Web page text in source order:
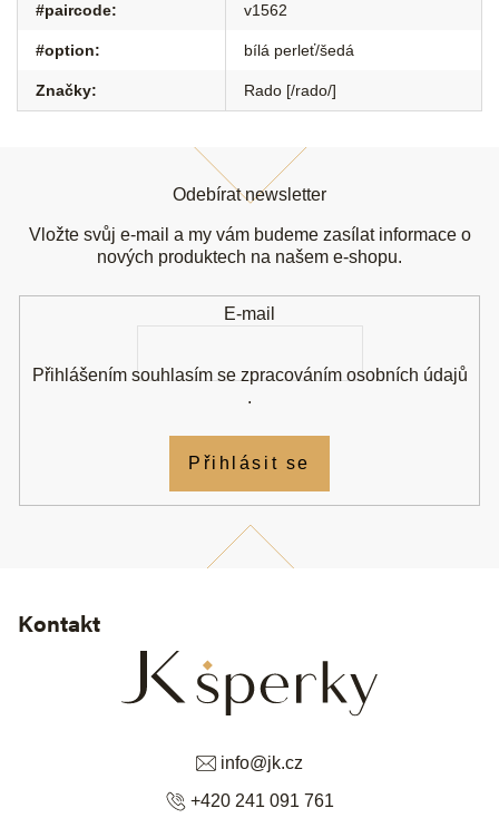
#paircode: v1562
#option: bílá perleť/šedá
Značky: Rado [/rado/]
Kontakt
info@jk.cz
+420 241 091 761
Odebírat newsletter
Vložte svůj e-mail a my vám budeme zasílat informace o
nových produktech na našem e-shopu.
E-mail
Přihlášením souhlasím se zpracováním osobních údajů
.
Přihlásit se